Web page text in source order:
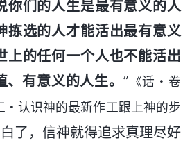
你们的人生是最有意义的人
拣选的人才能活出最有意义
上的任何一个人也不能活出
有意义的人生。 ” 《话・卷
认识神的最新作工跟上神的步
了，信神就得追求真理尽好